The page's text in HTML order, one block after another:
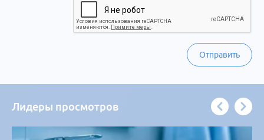
Отправить
Лидеры просмотров